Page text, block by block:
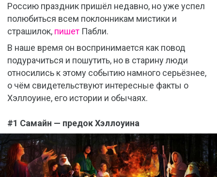
Россию праздник пришёл недавно, но уже успел
полюбиться всем поклонникам мистики и
страшилок, пишет Пабли.
В наше время он воспринимается как повод
подурачиться и пошутить, но в старину люди
относились к этому событию намного серьёзнее,
о чём свидетельствуют интересные факты о
Хэллоуине, его истории и обычаях.
#1 Самайн — предок Хэллоуина